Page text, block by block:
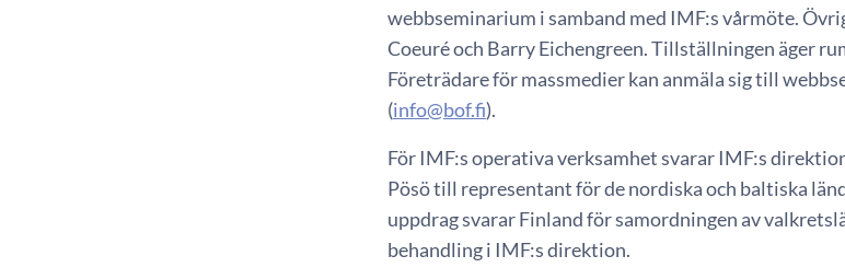
webbseminarium i samband med IMF:s vårmöte.
Coeuré och Barry Eichengreen. Tillställningen äger
Företrädare för massmedier kan anmäla sig till
(info@bof.fi).
För IMF:s operativa verksamhet svarar IMF:s
Pösö till representant för de nordiska och baltiska
uppdrag svarar Finland för samordningen av
behandling i IMF:s direktion.